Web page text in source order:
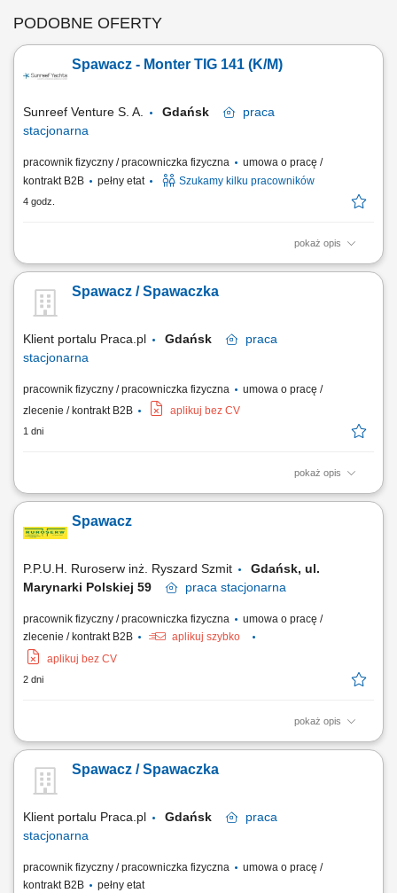
PODOBNE OFERTY
Spawacz - Monter TIG 141 (K/M)
Sunreef Venture S. A. Gdańsk
praca
stacjonarna
pracownik fizyczny / pracowniczka fizyczna
umowa o pracę /
kontrakt B2B
pełny etat Szukamy kilku pracowników
4 godz.
pokaż opis
Zakres obowiązków: Montaż i spawanie elementów metodą TIG 141.
jakości wykonywanych elementów. Przestrzeganie regulaminu oraz
obowiązujących zasad BHP. Dbanie o porządek i bezpieczeństwo na
Spawacz / Spawaczka
Klient portalu Praca.pl Gdańsk
praca
stacjonarna
pracownik fizyczny / pracowniczka fizyczna
umowa o pracę /
zlecenie / kontrakt B2B
aplikuj bez CV
1 dni
pokaż opis
Wykonywanie prac spawalniczych zgodnie ze specyfikacją techniczną;
Przestrzeganie zasad BHP i procedur obowiązujących na stanowisku
pracy;
Spawacz
P.P.U.H. Ruroserw inż. Ryszard Szmit
Gdańsk, ul.
Marynarki Polskiej 59
praca stacjonarna
pracownik fizyczny / pracowniczka fizyczna
umowa o pracę /
zlecenie / kontrakt B2B
aplikuj szybko
aplikuj bez CV
2 dni
pokaż opis
praktyczna umiejętność spawania, mile widziane ważne certyfikaty
Spawacz / Spawaczka
Klient portalu Praca.pl Gdańsk
praca
stacjonarna
pracownik fizyczny / pracowniczka fizyczna
umowa o pracę /
kontrakt B2B
pełny etat